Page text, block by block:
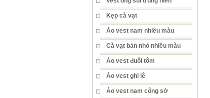
Kẹp cà vạt
Áo vest nam nhiều màu
Cà vạt bản nhỏ nhiều màu
Áo vest đuôi tôm
Áo vest ghi lê
Áo vest nam công sở